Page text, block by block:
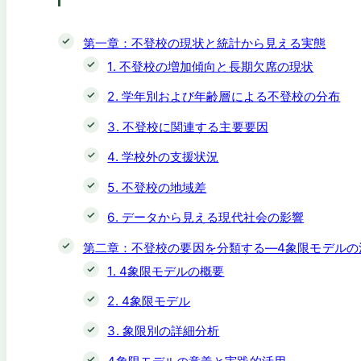
第一章：不登校の現状と統計から見える実態
1. 不登校の増加傾向と長期欠席の現状
2. 学年別および年齢層による不登校の分布
3. 不登校に関連する主要要因
4. 学校外の支援状況
5. 不登校の地域差
6. データから見える現代社会の影響
第二章：不登校の要因を分類する—4象限モデルの
1. 4象限モデルの概要
2. 4象限モデル
3. 象限別の詳細分析